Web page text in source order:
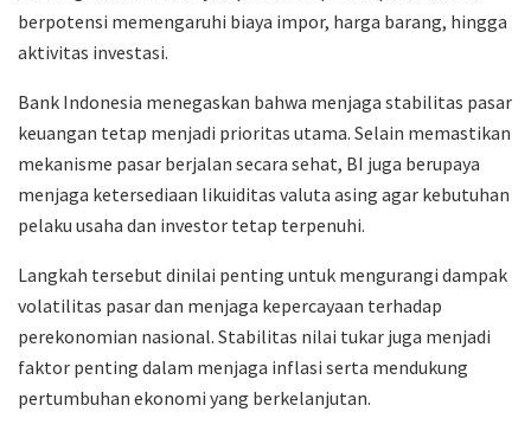
berpotensi memengaruhi biaya impor, harga barang, hingga
aktivitas investasi.
Bank Indonesia menegaskan bahwa menjaga stabilitas pasar
keuangan tetap menjadi prioritas utama. Selain memastikan
mekanisme pasar berjalan secara sehat, BI juga berupaya
menjaga ketersediaan likuiditas valuta asing agar kebutuhan
pelaku usaha dan investor tetap terpenuhi.
Langkah tersebut dinilai penting untuk mengurangi dampak
volatilitas pasar dan menjaga kepercayaan terhadap
perekonomian nasional. Stabilitas nilai tukar juga menjadi
faktor penting dalam menjaga inflasi serta mendukung
pertumbuhan ekonomi yang berkelanjutan.